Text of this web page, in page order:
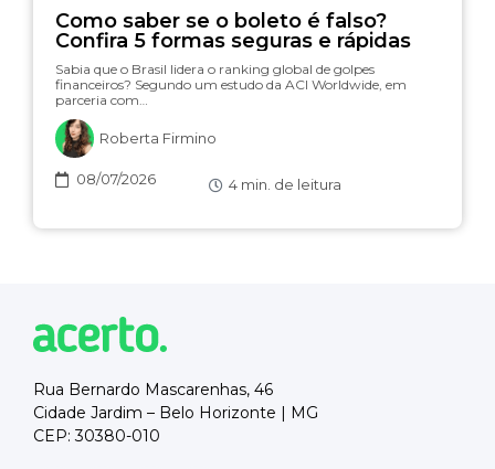
Como saber se o boleto é falso?
Confira 5 formas seguras e rápidas
Sabia que o Brasil lidera o ranking global de golpes
financeiros? Segundo um estudo da ACI Worldwide, em
parceria com…
Roberta Firmino
08/07/2026 4 min. de leitura
Rua Bernardo Mascarenhas, 46
Cidade Jardim – Belo Horizonte | MG
CEP: 30380-010